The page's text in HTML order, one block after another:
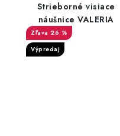
Strieborné visiace
náušnice VALERIA
26 %
Výpredaj